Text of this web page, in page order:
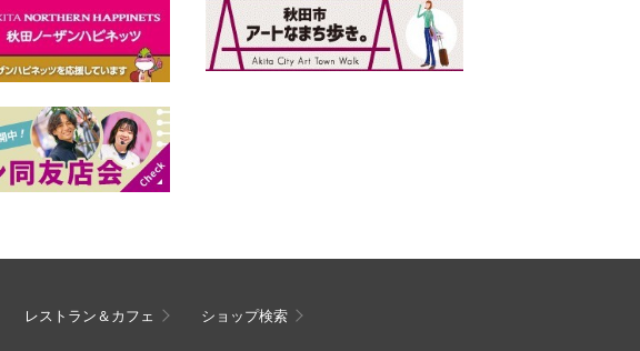
レストラン＆カフェ ショップ検索